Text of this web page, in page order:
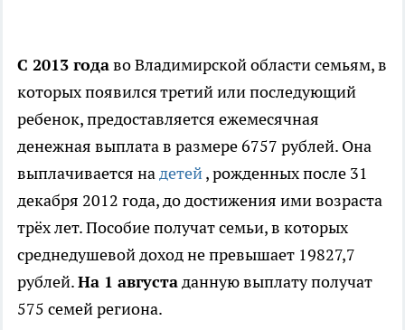
С 2013 годаво Владимирской области семьям, в
которых появился третий или последующий
ребенок, предоставляется ежемесячная
денежная выплата в размере 6757 рублей. Она
выплачивается надетей, рожденных после 31
декабря 2012 года, до достижения ими возраста
трёх лет. Пособие получат семьи, в которых
среднедушевой доход не превышает 19827,7
рублей.На 1 августаданную выплату получат
575 семей региона.